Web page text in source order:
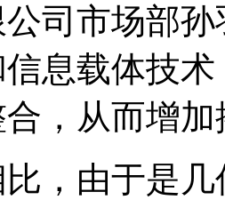
司市场部
息载体技
，从而增
，由于是